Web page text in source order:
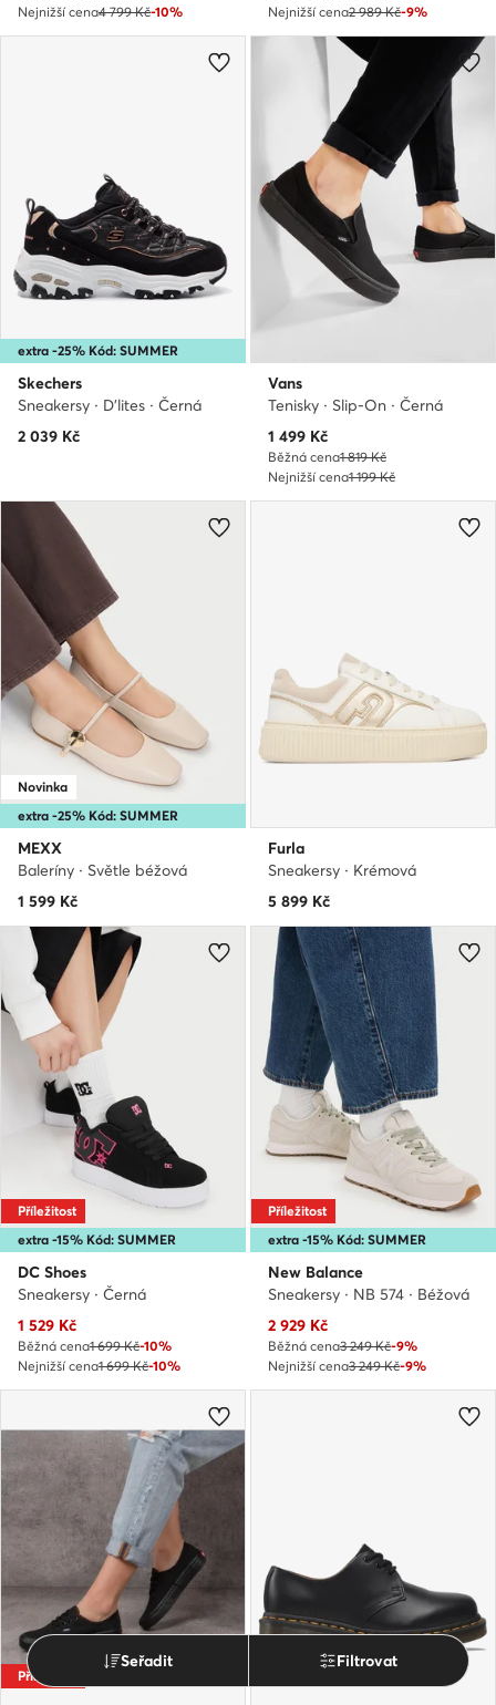
Nejnižší cena4 799 Kč-10%
Nejnižší cena2 989 Kč-9%
extra -25% Kód: SUMMER
Skechers
Sneakersy · D’lites · Černá
2 039 Kč
Vans
Tenisky · Slip-On · Černá
Aktuální cena
1 499 Kč
Běžná cena1 819 Kč
Nejnižší cena1 199 Kč
extra -25% Kód: SUMMER
Novinka
MEXX
Baleríny · Světle béžová
1 599 Kč
Furla
Sneakersy · Krémová
5 899 Kč
extra -15% Kód: SUMMER
Příležitost
DC Shoes
Sneakersy · Černá
Aktuální cena
1 529 Kč
Běžná cena1 699 Kč-10%
Nejnižší cena1 699 Kč-10%
extra -15% Kód: SUMMER
Příležitost
New Balance
Sneakersy · NB 574 · Béžová
Aktuální cena
2 929 Kč
Běžná cena3 249 Kč-9%
Nejnižší cena3 249 Kč-9%
Příležitost
Seřadit Filtrovat